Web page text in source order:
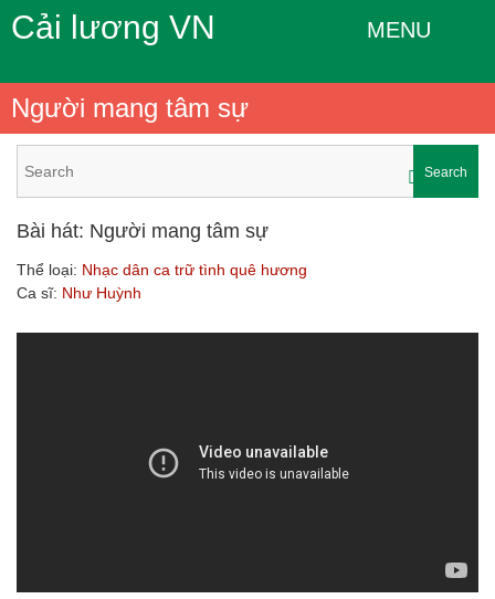
Cải lương VN MENU
Người mang tâm sự
Search
Bài hát: Người mang tâm sự
Thể loại: Nhạc dân ca trữ tình quê hương
Ca sĩ: Như Huỳnh